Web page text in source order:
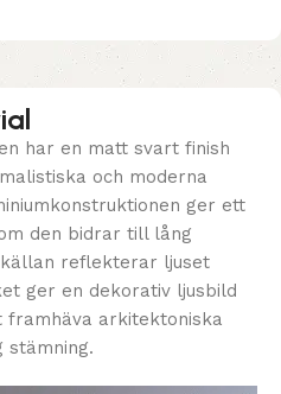
har en matt svart finish
och moderna
ger ett
den bidrar till lång
reflekterar ljuset
ger en dekorativ ljusbild
framhäva arkitektoniska
stämning.